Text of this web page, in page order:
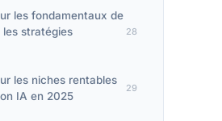
les fondamentaux de
stratégies
28
les niches rentables
IA en 2025
29